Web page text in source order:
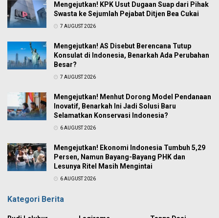
Mengejutkan! KPK Usut Dugaan Suap dari Pihak
Swasta ke Sejumlah Pejabat Ditjen Bea Cukai
7 AUGUST 2026
Mengejutkan! AS Disebut Berencana Tutup
Konsulat di Indonesia, Benarkah Ada Perubahan
Besar?
7 AUGUST 2026
Mengejutkan! Menhut Dorong Model Pendanaan
Inovatif, Benarkah Ini Jadi Solusi Baru
Selamatkan Konservasi Indonesia?
6 AUGUST 2026
Mengejutkan! Ekonomi Indonesia Tumbuh 5,29
Persen, Namun Bayang-Bayang PHK dan
Lesunya Ritel Masih Mengintai
6 AUGUST 2026
Kategori Berita